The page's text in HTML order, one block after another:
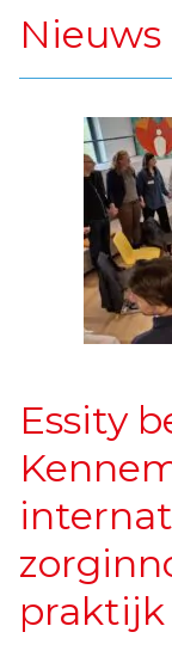
Nieuws
Essity
praktijk